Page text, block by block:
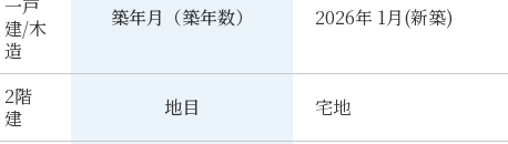
一戸
建/木
造
築年月（築年数） 2026年 1月(新築)
2階
建
地目 宅地